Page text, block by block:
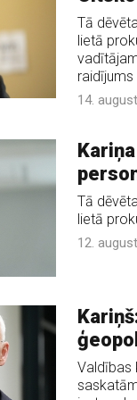
Tā
lietā
raidījums
14.
Tā
lietā
12.
Valdības